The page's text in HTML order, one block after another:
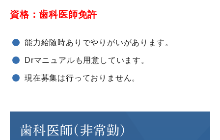
資格：歯科医師免許
能力給随時ありでやりがいがあります。
Drマニュアルも用意しています。
現在募集は行っておりません。
歯科医師(非常勤)